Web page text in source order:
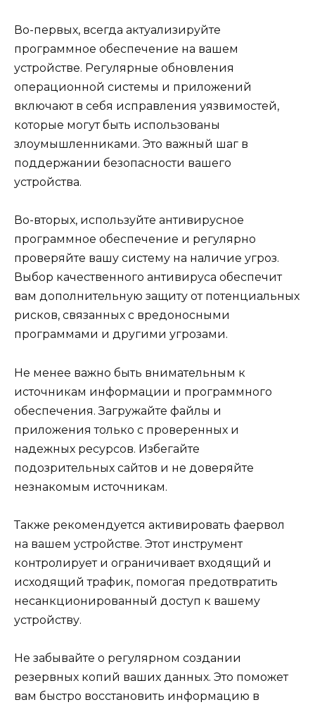
Во-первых, всегда актуализируйте
программное обеспечение на вашем
устройстве. Регулярные обновления
операционной системы и приложений
включают в себя исправления уязвимостей,
которые могут быть использованы
злоумышленниками. Это важный шаг в
поддержании безопасности вашего
устройства.
Во-вторых, используйте антивирусное
программное обеспечение и регулярно
проверяйте вашу систему на наличие угроз.
Выбор качественного антивируса обеспечит
вам дополнительную защиту от потенциальных
рисков, связанных с вредоносными
программами и другими угрозами.
Не менее важно быть внимательным к
источникам информации и программного
обеспечения. Загружайте файлы и
приложения только с проверенных и
надежных ресурсов. Избегайте
подозрительных сайтов и не доверяйте
незнакомым источникам.
Также рекомендуется активировать фаервол
на вашем устройстве. Этот инструмент
контролирует и ограничивает входящий и
исходящий трафик, помогая предотвратить
несанкционированный доступ к вашему
устройству.
Не забывайте о регулярном создании
резервных копий ваших данных. Это поможет
вам быстро восстановить информацию в